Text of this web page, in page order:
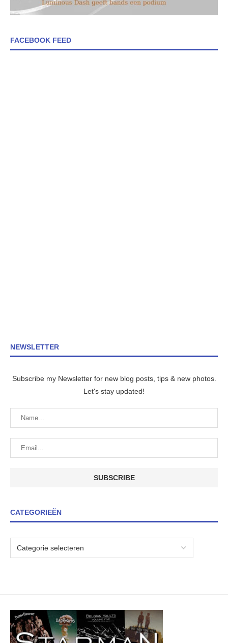
FACEBOOK FEED
NEWSLETTER
Subscribe my Newsletter for new blog posts, tips & new photos.
Let's stay updated!
CATEGORIEËN